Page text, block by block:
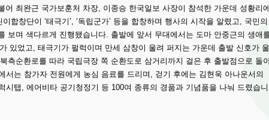
어 최완근 국가보훈처 차장, 이종승 한국일보 사장이 참석한 가운데 성황리
합창단이 ‘태극기’, ‘독립군가’ 등을 합창하며 행사의 시작을 알렸고, 국민의
보며 색다르게 진행됐습니다. 출발에 앞서 무대에서는 도마 안중근의 생애
있었고, 태극기가 펄럭이며 만세 삼창이 울려 퍼지는 가운데 출발 신호가 울
측순환로를 따라 국립극장 쪽 순환도로 삼거리까지 걸은 후 출발점으로 돌
서는 참가자 전원에게 농심 음료를 드리며, 걷기 후에는 김현욱 아나운서의
시탭, 에어비타 공기청정기 등 100여 종류의 경품과 기념품을 나눠 드렸습니